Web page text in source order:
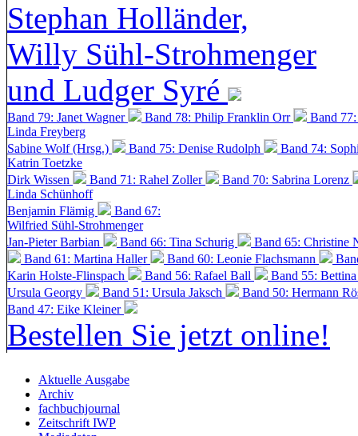
Stephan Holländer,
Willy Sühl-Strohmenger
und Ludger Syré
Band 79: Janet Wagner Band 78: Philip Franklin Orr
Band
Linda Freyberg
Sabine Wolf (Hrsg.)
Band 75: Denise Rudolph
Band 74:
Katrin Toetzke
Dirk Wissen
Band 71: Rahel Zoller
Band 70: Sabrina Lorenz
Linda Schünhoff
Benjamin Flämig
Band 67:
Wilfried Sühl-Strohmenger
Jan-Pieter Barbian
Band 66: Tina Schurig
Band 65: Christine
Band 61: Martina Haller
Band 60: Leonie Flachsmann
Karin Holste-Flinspach
Band 56: Rafael Ball
Band 55:
Ursula Georgy
Band 51: Ursula Jaksch Band 50: Hermann
Band 47: Eike Kleiner
Bestellen Sie jetzt online!
Aktuelle Ausgabe
Archiv
fachbuchjournal
Zeitschrift IWP